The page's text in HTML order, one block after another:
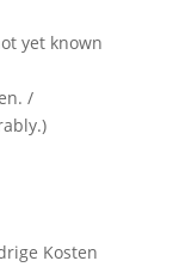
yet known
/
Kosten